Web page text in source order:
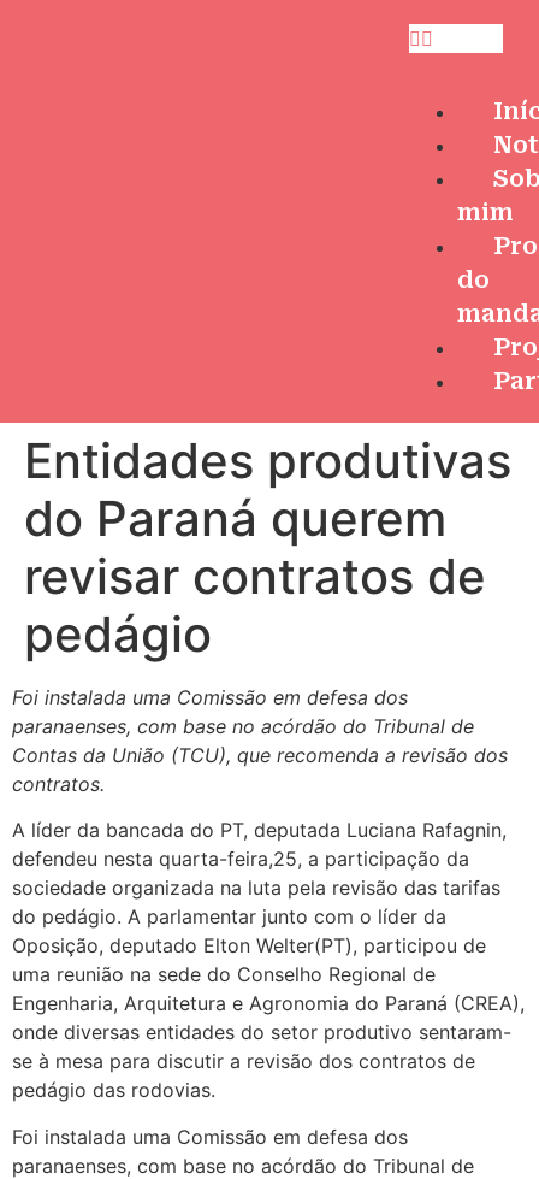
mim
do
Entidades produtivas
do Paraná querem
revisar contratos de
pedágio
Foi instalada uma Comissão em defesa dos
paranaenses, com base no acórdão do Tribunal de
Contas da União (TCU), que recomenda a revisão dos
contratos.
A líder da bancada do PT, deputada Luciana Rafagnin,
defendeu nesta quarta-feira,25, a participação da
sociedade organizada na luta pela revisão das tarifas
do pedágio. A parlamentar junto com o líder da
Oposição, deputado Elton Welter(PT), participou de
uma reunião na sede do Conselho Regional de
Engenharia, Arquitetura e Agronomia do Paraná (CREA),
onde diversas entidades do setor produtivo sentaram-
se à mesa para discutir a revisão dos contratos de
pedágio das rodovias.
Foi instalada uma Comissão em defesa dos
paranaenses, com base no acórdão do Tribunal de